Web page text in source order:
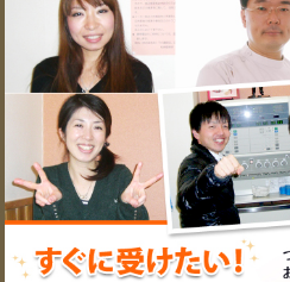
所在地
〒２
駅前２
電話番
号
047-